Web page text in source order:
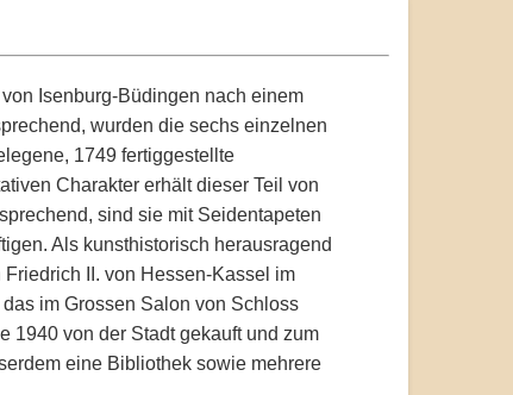
Isenburg-Büdingen nach einem
wurden die sechs einzelnen
1749 fertiggestellte
Charakter erhält dieser Teil von
sind sie mit Seidentapeten
Als kunsthistorisch herausragend
II. von Hessen-Kassel im
im Grossen Salon von Schloss
1940 von der Stadt gekauft und zum
eine Bibliothek sowie mehrere